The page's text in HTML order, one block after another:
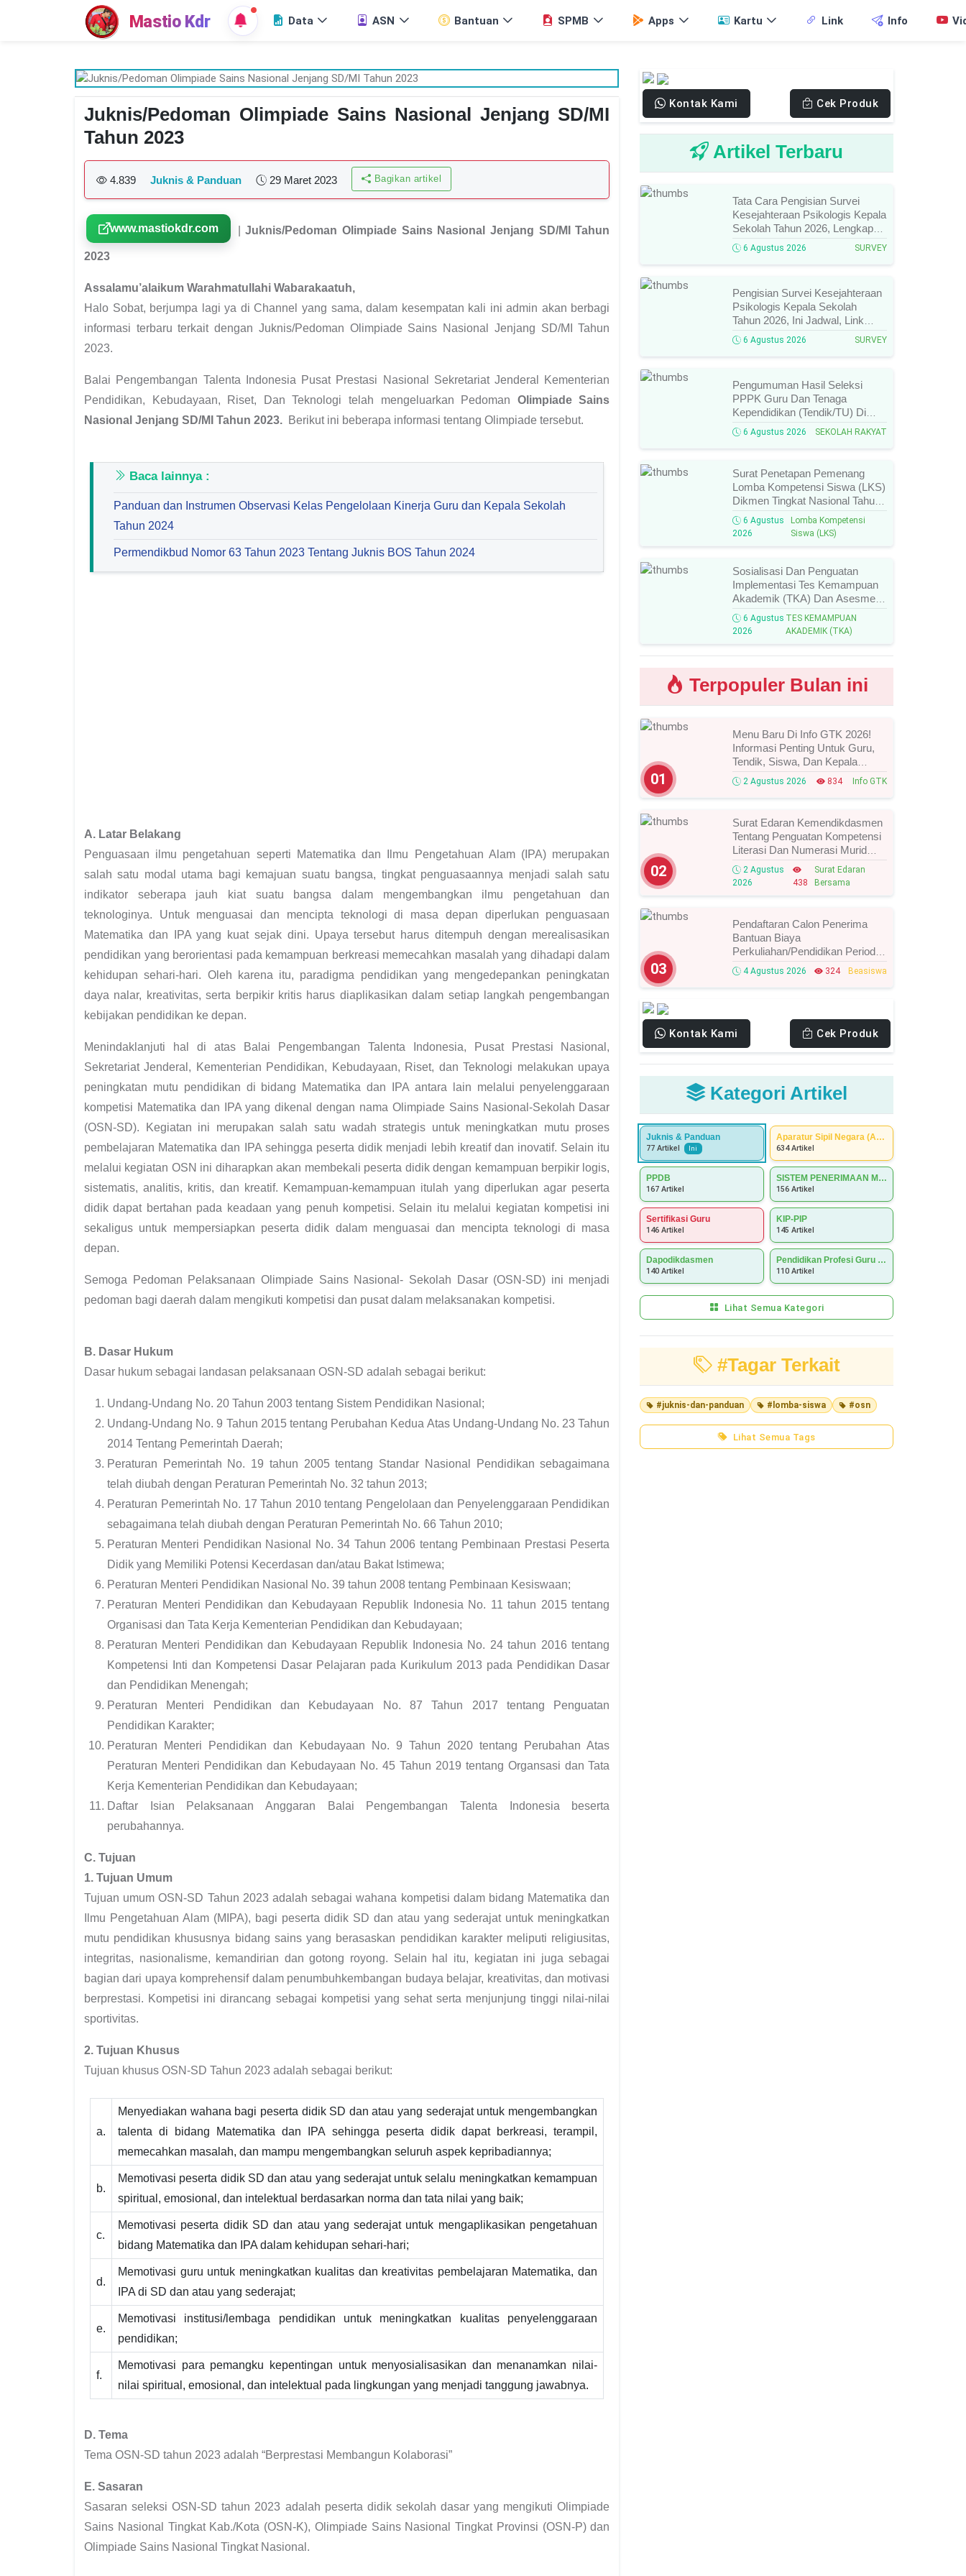
Mastio Kdr Data ASN Bantuan SPMB Apps Kartu Link Info
Juknis/Pedoman Olimpiade Sains Nasional Jenjang SD/MI
Tahun 2023
4.839 Juknis & Panduan 29 Maret 2023 Bagikan artikel
www.mastiokdr.com |Juknis/Pedoman Olimpiade Sains Nasional Jenjang SD/MI Tahun
2023
Assalamu’alaikum Warahmatullahi Wabarakaatuh,
Halo Sobat, berjumpa lagi ya di Channel yang sama, dalam kesempatan kali ini admin akan berbagi
informasi terbaru terkait dengan Juknis/Pedoman Olimpiade Sains Nasional Jenjang SD/MI Tahun
2023.
Balai Pengembangan Talenta Indonesia Pusat Prestasi Nasional Sekretariat Jenderal Kementerian
Pendidikan, Kebudayaan, Riset, Dan Teknologi telah mengeluarkan Pedoman Olimpiade Sains
Nasional Jenjang SD/MI Tahun 2023. Berikut ini beberapa informasi tentang Olimpiade tersebut.
Baca lainnya :
Panduan dan Instrumen Observasi Kelas Pengelolaan Kinerja Guru dan Kepala Sekolah
Tahun 2024
Permendikbud Nomor 63 Tahun 2023 Tentang Juknis BOS Tahun 2024
A. Latar Belakang
Penguasaan ilmu pengetahuan seperti Matematika dan Ilmu Pengetahuan Alam (IPA) merupakan
salah satu modal utama bagi kemajuan suatu bangsa, tingkat penguasaannya menjadi salah satu
indikator seberapa jauh kiat suatu bangsa dalam mengembangkan ilmu pengetahuan dan
teknologinya. Untuk menguasai dan mencipta teknologi di masa depan diperlukan penguasaan
Matematika dan IPA yang kuat sejak dini. Upaya tersebut harus ditempuh dengan merealisasikan
pendidikan yang berorientasi pada kemampuan berkreasi memecahkan masalah yang dihadapi dalam
kehidupan sehari-hari. Oleh karena itu, paradigma pendidikan yang mengedepankan peningkatan
daya nalar, kreativitas, serta berpikir kritis harus diaplikasikan dalam setiap langkah pengembangan
kebijakan pendidikan ke depan.
Menindaklanjuti hal di atas Balai Pengembangan Talenta Indonesia, Pusat Prestasi Nasional,
Sekretariat Jenderal, Kementerian Pendidikan, Kebudayaan, Riset, dan Teknologi melakukan upaya
peningkatan mutu pendidikan di bidang Matematika dan IPA antara lain melalui penyelenggaraan
kompetisi Matematika dan IPA yang dikenal dengan nama Olimpiade Sains Nasional-Sekolah Dasar
(OSN-SD). Kegiatan ini merupakan salah satu wadah strategis untuk meningkatkan mutu proses
pembelajaran Matematika dan IPA sehingga peserta didik menjadi lebih kreatif dan inovatif. Selain itu
melalui kegiatan OSN ini diharapkan akan membekali peserta didik dengan kemampuan berpikir logis,
sistematis, analitis, kritis, dan kreatif. Kemampuan-kemampuan itulah yang diperlukan agar peserta
didik dapat bertahan pada keadaan yang penuh kompetisi. Selain itu melalui kegiatan kompetisi ini
sekaligus untuk mempersiapkan peserta didik dalam menguasai dan mencipta teknologi di masa
depan.
Semoga Pedoman Pelaksanaan Olimpiade Sains Nasional- Sekolah Dasar (OSN-SD) ini menjadi
pedoman bagi daerah dalam mengikuti kompetisi dan pusat dalam melaksanakan kompetisi.
B. Dasar Hukum
Dasar hukum sebagai landasan pelaksanaan OSN-SD adalah sebagai berikut:
Undang-Undang No. 20 Tahun 2003 tentang Sistem Pendidikan Nasional;
Undang-Undang No. 9 Tahun 2015 tentang Perubahan Kedua Atas Undang-Undang No. 23 Tahun
2014 Tentang Pemerintah Daerah;
Peraturan Pemerintah No. 19 tahun 2005 tentang Standar Nasional Pendidikan sebagaimana
telah diubah dengan Peraturan Pemerintah No. 32 tahun 2013;
Peraturan Pemerintah No. 17 Tahun 2010 tentang Pengelolaan dan Penyelenggaraan Pendidikan
sebagaimana telah diubah dengan Peraturan Pemerintah No. 66 Tahun 2010;
Peraturan Menteri Pendidikan Nasional No. 34 Tahun 2006 tentang Pembinaan Prestasi Peserta
Didik yang Memiliki Potensi Kecerdasan dan/atau Bakat Istimewa;
Peraturan Menteri Pendidikan Nasional No. 39 tahun 2008 tentang Pembinaan Kesiswaan;
Peraturan Menteri Pendidikan dan Kebudayaan Republik Indonesia No. 11 tahun 2015 tentang
Organisasi dan Tata Kerja Kementerian Pendidikan dan Kebudayaan;
Peraturan Menteri Pendidikan dan Kebudayaan Republik Indonesia No. 24 tahun 2016 tentang
Kompetensi Inti dan Kompetensi Dasar Pelajaran pada Kurikulum 2013 pada Pendidikan Dasar
dan Pendidikan Menengah;
Peraturan Menteri Pendidikan dan Kebudayaan No. 87 Tahun 2017 tentang Penguatan
Pendidikan Karakter;
Peraturan Menteri Pendidikan dan Kebudayaan No. 9 Tahun 2020 tentang Perubahan Atas
Peraturan Menteri Pendidikan dan Kebudayaan No. 45 Tahun 2019 tentang Organsasi dan Tata
Kerja Kementerian Pendidikan dan Kebudayaan;
Daftar Isian Pelaksanaan Anggaran Balai Pengembangan Talenta Indonesia beserta
perubahannya.
C. Tujuan
1. Tujuan Umum
Tujuan umum OSN-SD Tahun 2023 adalah sebagai wahana kompetisi dalam bidang Matematika dan
Ilmu Pengetahuan Alam (MIPA), bagi peserta didik SD dan atau yang sederajat untuk meningkatkan
mutu pendidikan khususnya bidang sains yang berasaskan pendidikan karakter meliputi religiusitas,
integritas, nasionalisme, kemandirian dan gotong royong. Selain hal itu, kegiatan ini juga sebagai
bagian dari upaya komprehensif dalam penumbuhkembangan budaya belajar, kreativitas, dan motivasi
berprestasi. Kompetisi ini dirancang sebagai kompetisi yang sehat serta menjunjung tinggi nilai-nilai
sportivitas.
2. Tujuan Khusus
Tujuan khusus OSN-SD Tahun 2023 adalah sebagai berikut:
a.
Menyediakan wahana bagi peserta didik SD dan atau yang sederajat untuk mengembangkan
talenta di bidang Matematika dan IPA sehingga peserta didik dapat berkreasi, terampil,
memecahkan masalah, dan mampu mengembangkan seluruh aspek kepribadiannya;
b.
Memotivasi peserta didik SD dan atau yang sederajat untuk selalu meningkatkan kemampuan
spiritual, emosional, dan intelektual berdasarkan norma dan tata nilai yang baik;
c.
Memotivasi peserta didik SD dan atau yang sederajat untuk mengaplikasikan pengetahuan
bidang Matematika dan IPA dalam kehidupan sehari-hari;
d.
Memotivasi guru untuk meningkatkan kualitas dan kreativitas pembelajaran Matematika, dan
IPA di SD dan atau yang sederajat;
e.
Memotivasi institusi/lembaga pendidikan untuk meningkatkan kualitas penyelenggaraan
pendidikan;
f.
Memotivasi para pemangku kepentingan untuk menyosialisasikan dan menanamkan nilai-
nilai spiritual, emosional, dan intelektual pada lingkungan yang menjadi tanggung jawabnya.
D. Tema
Tema OSN-SD tahun 2023 adalah “Berprestasi Membangun Kolaborasi”
E. Sasaran
Sasaran seleksi OSN-SD tahun 2023 adalah peserta didik sekolah dasar yang mengikuti Olimpiade
Sains Nasional Tingkat Kab./Kota (OSN-K), Olimpiade Sains Nasional Tingkat Provinsi (OSN-P) dan
Olimpiade Sains Nasional Tingkat Nasional.
Kontak Kami Cek Produk
Artikel Terbaru
Tata Cara Pengisian Survei
Kesejahteraan Psikologis Kepala
Sekolah Tahun 2026, Lengkap
Link Resmi, Jadwal, Panduan,
Dan Hal Yang Wajib
Diperhatikan!
6 Agustus 2026 SURVEY
Pengisian Survei Kesejahteraan
Psikologis Kepala Sekolah
Tahun 2026, Ini Jadwal, Link
Resmi, Cara Pengisian, Dan
Ketentuan Lengkapnya!
6 Agustus 2026 SURVEY
Pengumuman Hasil Seleksi
PPPK Guru Dan Tenaga
Kependidikan (Tendik/TU) Di
Sekolah Rakyat Tahun 2026
Lingkungan Kementerian Sosial
RI, Ini Daftar Nama Peserta
Yang Lolos!
6 Agustus 2026 SEKOLAH RAKYAT
Surat Penetapan Pemenang
Lomba Kompetensi Siswa (LKS)
Dikmen Tingkat Nasional Tahun
2026 Resmi Terbit, Ini Daftar
Lengkap Nama Juara Dan
6 Agustus
2026
Lomba Kompetensi
Siswa (LKS)
Sosialisasi Dan Penguatan
Implementasi Tes Kemampuan
Akademik (TKA) Dan Asesmen
Nasional (AN) Jenjang SMK
Tahun 2026, Ini Jadwal, Materi,
Dan Link Mengikutinya!
6 Agustus
2026
TES KEMAMPUAN
AKADEMIK (TKA)
Terpopuler Bulan ini
01
Menu Baru Di Info GTK 2026!
Informasi Penting Untuk Guru,
Tendik, Siswa, Dan Kepala
Sekolah, Segera Cek Ini Batas
Waktunya!
2 Agustus 2026 834 Info GTK
02
Surat Edaran Kemendikdasmen
Tentang Penguatan Kompetensi
Literasi Dan Numerasi Murid
Tahun 2026, Ini Strategi Dan
Alurnya
2 Agustus
2026
438
Surat Edaran
Bersama
03
Pendaftaran Calon Penerima
Bantuan Biaya
Perkuliahan/Pendidikan Periode
Agustus 2026 Resmi Dibuka,
Simak Syarat Dan Jadwal
Lengkapnya
4 Agustus 2026 324 Beasiswa
Kontak Kami Cek Produk
Kategori Artikel
Juknis & Panduan
77 Artikel Ini
Aparatur Sipil Negara (ASN)
634 Artikel
PPDB
167 Artikel
SISTEM PENERIMAAN MURID BARU (SPMB)
156 Artikel
Sertifikasi Guru
146 Artikel
KIP-PIP
145 Artikel
Dapodikdasmen
140 Artikel
Pendidikan Profesi Guru (PPG)
110 Artikel
Lihat Semua Kategori
#Tagar Terkait
#juknis-dan-panduan #lomba-siswa #osn
Lihat Semua Tags